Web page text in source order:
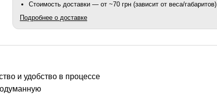
Стоимость доставки — от ~70 грн (зависит от веса/габаритов)
Подробнее о доставке
и удобство в процессе